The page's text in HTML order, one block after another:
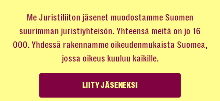
Me Juristiliiton jäsenet muodostamme Suomen
suurimman juristiyhteisön. Yhteensä meitä on jo 16
000. Yhdessä rakennamme oikeudenmukaista Suomea,
jossa oikeus kuuluu kaikille.
LIITY JÄSENEKSI